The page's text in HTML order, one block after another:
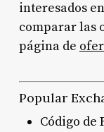
interesados
comparar las
página de
Popular
Código de